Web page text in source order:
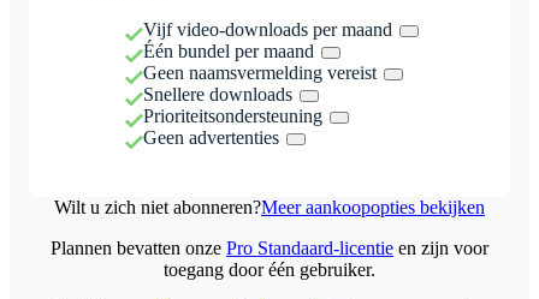
Vijf video-downloads per maand
Één bundel per maand
Geen naamsvermelding vereist
Snellere downloads
Prioriteitsondersteuning
Geen advertenties
Wilt u zich niet abonneren?Meer aankoopopties bekijken
Plannen bevatten onze Pro Standaard-licentie en zijn voor
toegang door één gebruiker.